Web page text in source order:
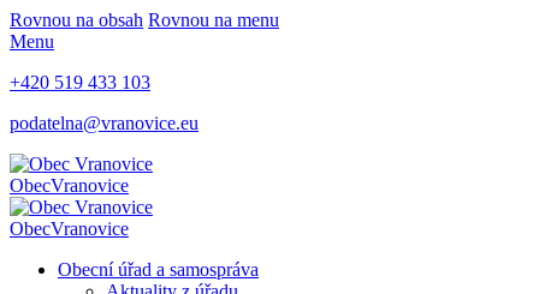
Rovnou na obsah Rovnou na menu
Menu
+420 519 433 103
podatelna@vranovice.eu
ObecVranovice
ObecVranovice
Obecní úřad a samospráva